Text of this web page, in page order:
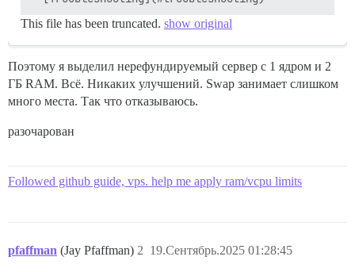
This file has been truncated. show original
Поэтому я выделил нерефундируемый сервер с 1 ядром и 2
ГБ RAM. Всё. Никаких улучшений. Swap занимает слишком
много места. Так что отказываюсь.
разочарован
Followed github guide, vps. help me apply ram/vcpu limits
pfaffman (Jay Pfaffman) 19.Сентябрь.2025 01:28:45
2